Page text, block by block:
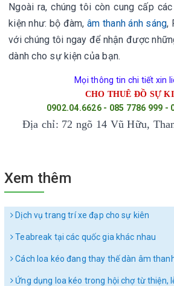
Ngoài ra, chúng tôi còn cung cấp
kiện như: bộ đàm, âm thanh ánh sáng,
với chúng tôi ngay để nhận được
dành cho sự kiện của bạn.
Mọi thông tin chi tiết xin
CHO THUÊ ĐỒ SỰ
0902.04.6626 - 085 7786 999 -
Địa chỉ: 72 ngõ 14 Vũ Hữu,
Xem thêm
Dịch vụ trang trí xe đạp cho sự kiên
Teabreak tại các quốc gia khác nhau
Cách loa kéo đang thay thế dàn âm
Ứng dụng loa kéo trong hội chợ từ thiện,